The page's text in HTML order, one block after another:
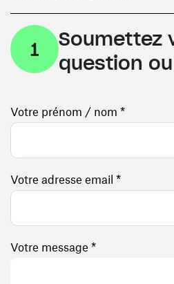
1
Soumettez
question
Votre prénom / nom *
Votre adresse email *
Votre message *